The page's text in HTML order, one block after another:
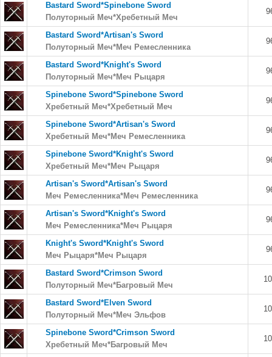
Bastard Sword*Spinebone Sword
Полуторный Меч*Хребетный Меч
Bastard Sword*Artisan's Sword
Полуторный Меч*Меч Ремесленника
Bastard Sword*Knight's Sword
Полуторный Меч*Меч Рыцаря
Spinebone Sword*Spinebone Sword
Хребетный Меч*Хребетный Меч
Spinebone Sword*Artisan's Sword
Хребетный Меч*Меч Ремесленника
Spinebone Sword*Knight's Sword
Хребетный Меч*Меч Рыцаря
Artisan's Sword*Artisan's Sword
Меч Ремесленника*Меч Ремесленника
Artisan's Sword*Knight's Sword
Меч Ремесленника*Меч Рыцаря
Knight's Sword*Knight's Sword
Меч Рыцаря*Меч Рыцаря
Bastard Sword*Crimson Sword
Полуторный Меч*Багровый Меч
Bastard Sword*Elven Sword
Полуторный Меч*Меч Эльфов
Spinebone Sword*Crimson Sword
Хребетный Меч*Багровый Меч